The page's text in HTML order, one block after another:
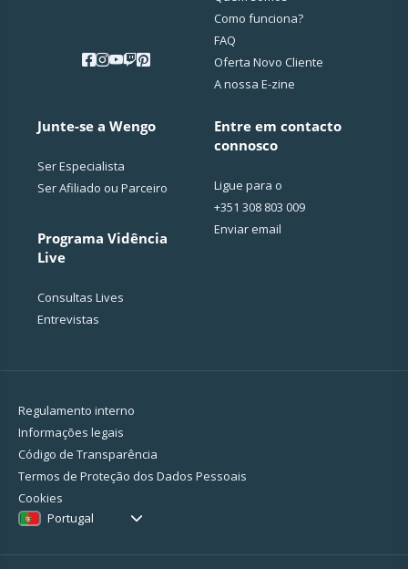
Como funciona?
FAQ
Oferta Novo Cliente
A nossa E-zine
Junte-se a Wengo
Ser Especialista
Ser Afiliado ou Parceiro
Programa Vidência
Live
Consultas Lives
Entrevistas
Entre em contacto
connosco
Ligue para o
+351 308 803 009
Enviar email
Regulamento interno
Informações legais
Código de Transparência
Termos de Proteção dos Dados Pessoais
Cookies
Portugal